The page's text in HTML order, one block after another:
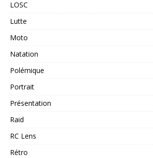
LOSC
Lutte
Moto
Natation
Polémique
Portrait
Présentation
Raid
RC Lens
Rétro